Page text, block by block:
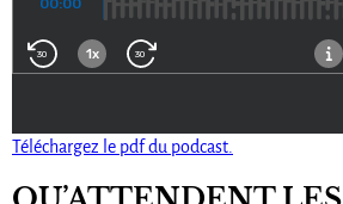
Téléchargez le pdf du podcast.